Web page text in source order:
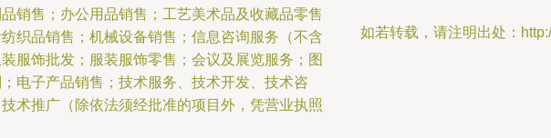
销售；办公用品销售；工艺美术品及收藏品零售
纺织品销售；机械设备销售；信息咨询服务（不含
服饰批发；服装服饰零售；会议及展览服务；图
电子产品销售；技术服务、技术开发、技术咨
术推广（除依法须经批准的项目外，凭营业执照
如若转载，请注明出处：